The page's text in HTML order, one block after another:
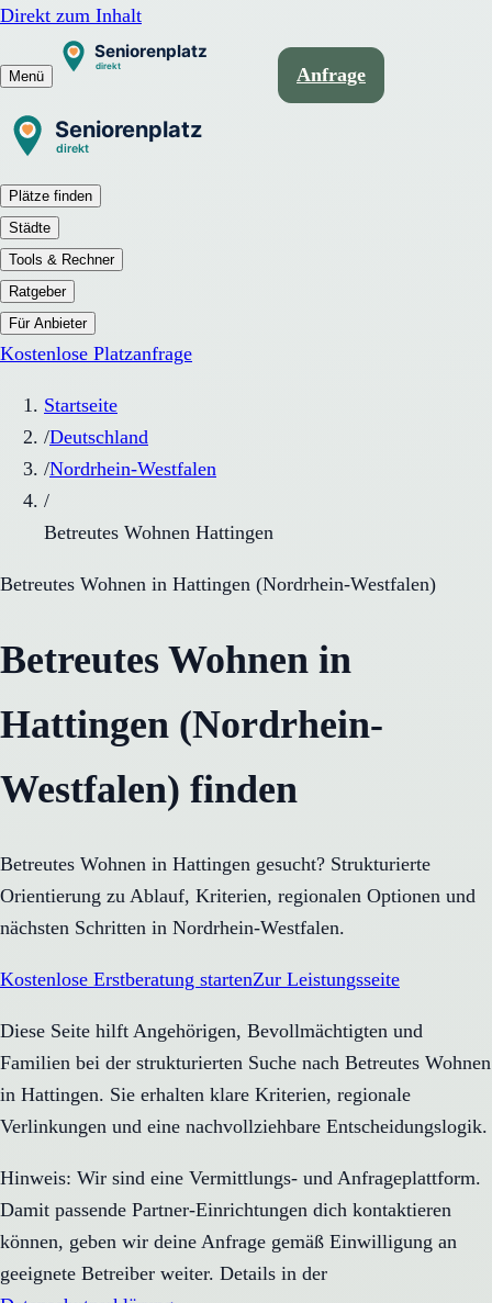
Direkt zum Inhalt
Menü Anfrage
Plätze finden
Städte
Tools & Rechner
Ratgeber
Für Anbieter
Kostenlose Platzanfrage
Startseite
/Deutschland
/Nordrhein-Westfalen
/
Betreutes Wohnen Hattingen
Betreutes Wohnen in Hattingen (Nordrhein-Westfalen)
Betreutes Wohnen in
Hattingen (Nordrhein-
Westfalen) finden
Betreutes Wohnen in Hattingen gesucht? Strukturierte
Orientierung zu Ablauf, Kriterien, regionalen Optionen und
nächsten Schritten in Nordrhein-Westfalen.
Kostenlose Erstberatung startenZur Leistungsseite
Diese Seite hilft Angehörigen, Bevollmächtigten und
Familien bei der strukturierten Suche nach Betreutes Wohnen
in Hattingen. Sie erhalten klare Kriterien, regionale
Verlinkungen und eine nachvollziehbare Entscheidungslogik.
Hinweis: Wir sind eine Vermittlungs- und Anfrageplattform.
Damit passende Partner-Einrichtungen dich kontaktieren
können, geben wir deine Anfrage gemäß Einwilligung an
geeignete Betreiber weiter. Details in der